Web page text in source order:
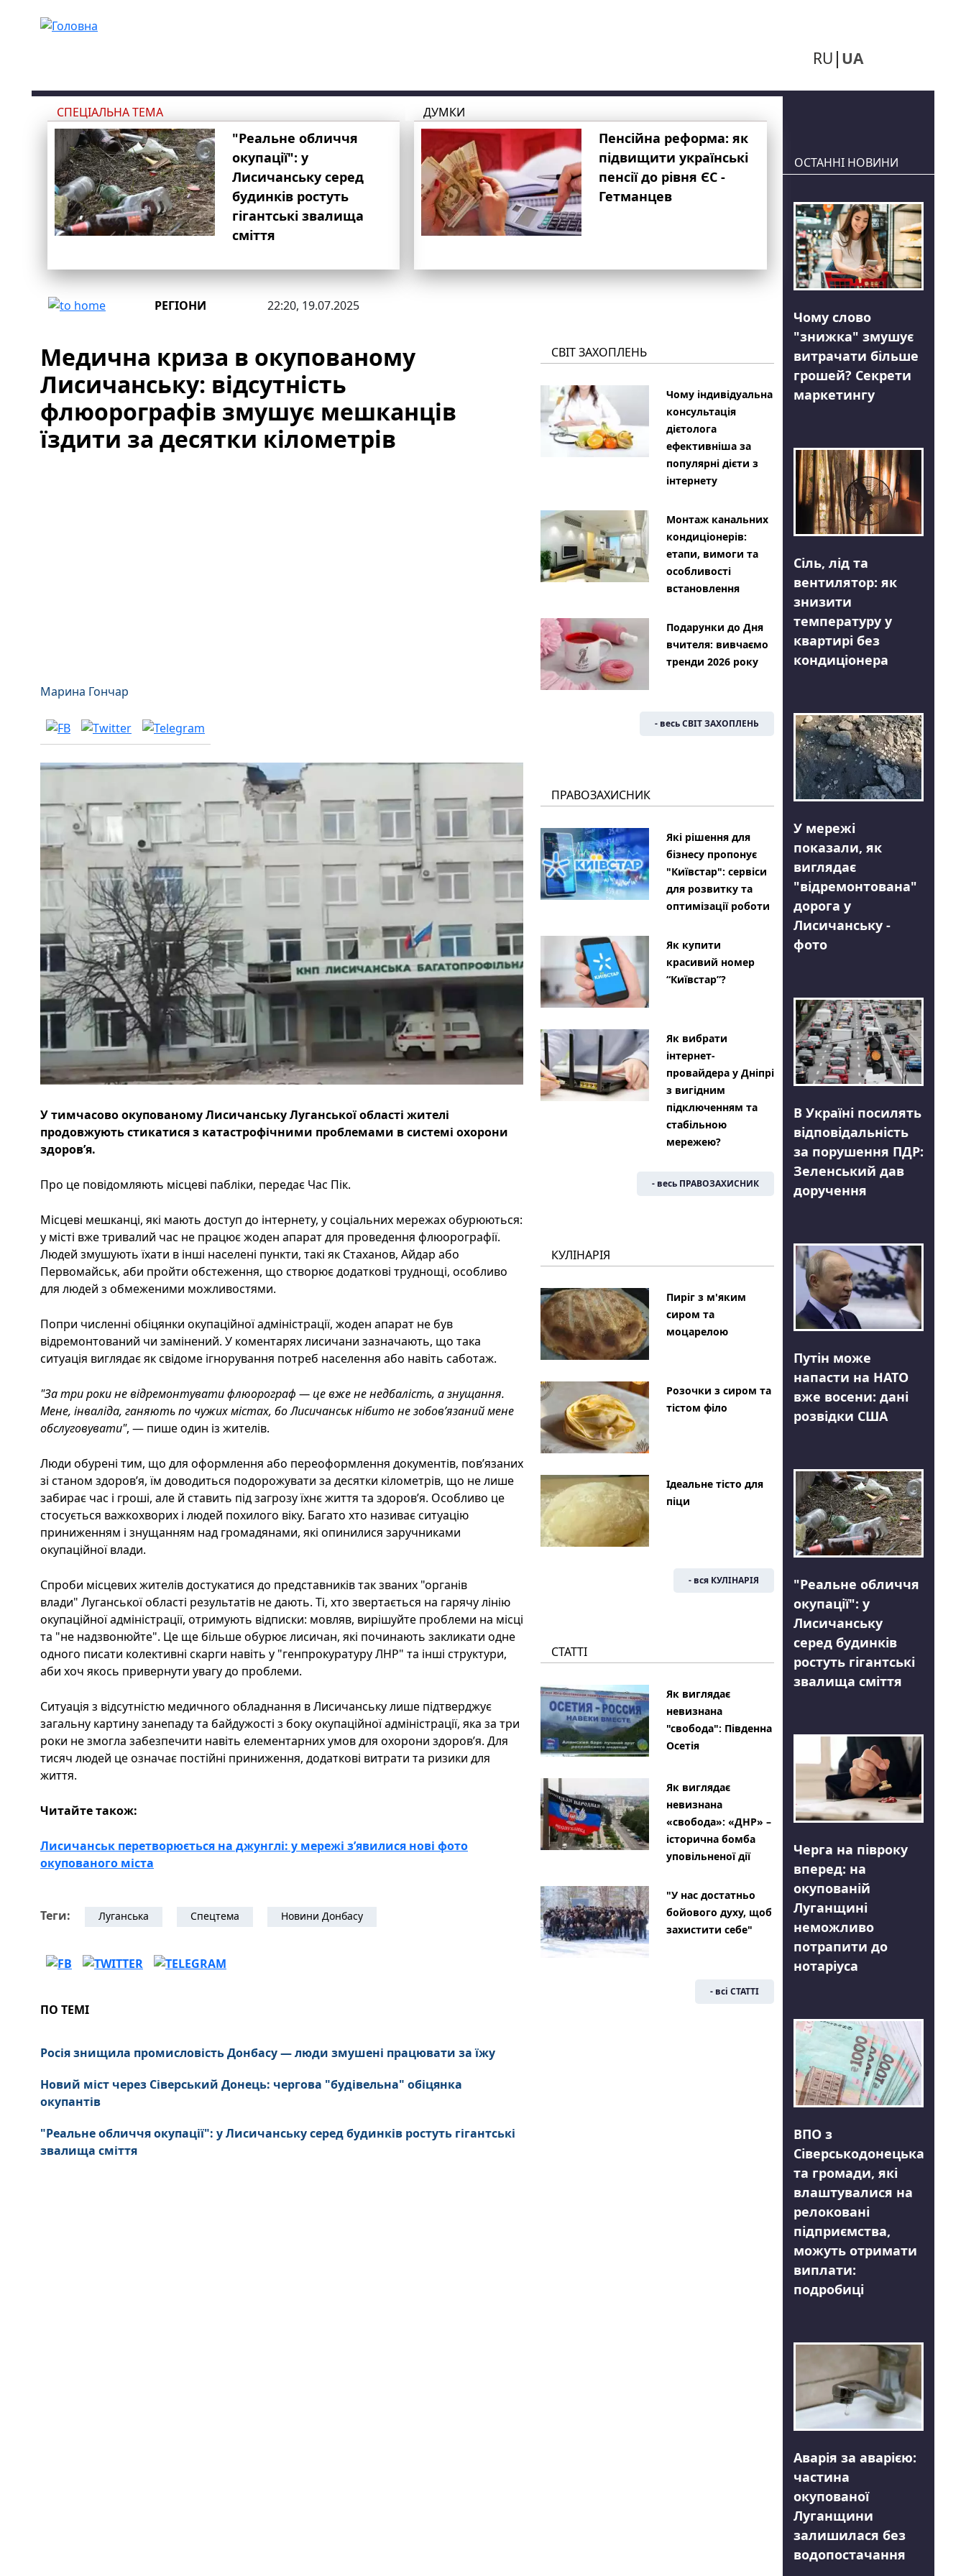
RU UA
СПЕЦІАЛЬНА ТЕМА
"Реальне обличчя
окупації": у
Лисичанську серед
будинків ростуть
гігантські звалища
сміття
ДУМКИ
Пенсійна реформа: як
підвищити українські
пенсії до рівня ЄС -
Гетманцев
РЕГІОНИ 22:20, 19.07.2025
Медична криза в окупованому
Лисичанську: відсутність
флюорографів змушує мешканців
їздити за десятки кілометрів
Марина Гончар
У тимчасово окупованому Лисичанську Луганської області жителі
продовжують стикатися з катастрофічними проблемами в системі охорони
здоров’я.
Про це повідомляють місцеві пабліки, передає Час Пік.
Місцеві мешканці, які мають доступ до інтернету, у соціальних мережах обурюються:
у місті вже тривалий час не працює жоден апарат для проведення флюорографії.
Людей змушують їхати в інші населені пункти, такі як Стаханов, Айдар або
Первомайськ, аби пройти обстеження, що створює додаткові труднощі, особливо
для людей з обмеженими можливостями.
Попри численні обіцянки окупаційної адміністрації, жоден апарат не був
відремонтований чи замінений. У коментарях лисичани зазначають, що така
ситуація виглядає як свідоме ігнорування потреб населення або навіть саботаж.
"За три роки не відремонтувати флюорограф — це вже не недбалість, а знущання.
Мене, інваліда, ганяють по чужих містах, бо Лисичанськ нібито не зобов’язаний мене
обслуговувати", — пише один із жителів.
Люди обурені тим, що для оформлення або переоформлення документів, пов’язаних
зі станом здоров’я, їм доводиться подорожувати за десятки кілометрів, що не лише
забирає час і гроші, але й ставить під загрозу їхнє життя та здоров’я. Особливо це
стосується важкохворих і людей похилого віку. Багато хто називає ситуацію
приниженням і знущанням над громадянами, які опинилися заручниками
окупаційної влади.
Спроби місцевих жителів достукатися до представників так званих "органів
влади" Луганської області результатів не дають. Ті, хто звертається на гарячу лінію
окупаційної адміністрації, отримують відписки: мовляв, вирішуйте проблеми на місці
та "не надзвонюйте". Це ще більше обурює лисичан, які починають закликати одне
одного писати колективні скарги навіть у "генпрокуратуру ЛНР" та інші структури,
аби хоч якось привернути увагу до проблеми.
Ситуація з відсутністю медичного обладнання в Лисичанську лише підтверджує
загальну картину занепаду та байдужості з боку окупаційної адміністрації, яка за три
роки не змогла забезпечити навіть елементарних умов для охорони здоров’я. Для
тисяч людей це означає постійні приниження, додаткові витрати та ризики для
життя.
Читайте також:
Лисичанськ перетворюється на джунглі: у мережі з’явилися нові фото
окупованого міста
Теги: Луганська Спецтема Новини Донбасу
ПО ТЕМІ
Росія знищила промисловість Донбасу — люди змушені працювати за їжу
Новий міст через Сіверський Донець: чергова "будівельна" обіцянка
окупантів
"Реальне обличчя окупації": у Лисичанську серед будинків ростуть гігантські
звалища сміття
СВІТ ЗАХОПЛЕНЬ
Чому індивідуальна
консультація
дієтолога
ефективніша за
популярні дієти з
інтернету
Монтаж канальних
кондиціонерів:
етапи, вимоги та
особливості
встановлення
Подарунки до Дня
вчителя: вивчаємо
тренди 2026 року
- весь СВІТ ЗАХОПЛЕНЬ
ПРАВОЗАХИСНИК
Які рішення для
бізнесу пропонує
"Київстар": сервіси
для розвитку та
оптимізації роботи
Як купити
красивий номер
“Київстар”?
Як вибрати
інтернет-
провайдера у Дніпрі
з вигідним
підключенням та
стабільною
мережею?
- весь ПРАВОЗАХИСНИК
КУЛІНАРІЯ
Пиріг з м'яким
сиром та
моцарелою
Розочки з сиром та
тістом філо
Ідеальне тісто для
піци
- вся КУЛІНАРІЯ
СТАТТІ
Як виглядає
невизнана
"свобода": Південна
Осетія
Як виглядає
невизнана
«свобода»: «ДНР» –
історична бомба
уповільненої дії
"У нас достатньо
бойового духу, щоб
захистити себе"
- всі СТАТТІ
ОСТАННІ НОВИНИ
Чому слово
"знижка" змушує
витрачати більше
грошей? Секрети
маркетингу
Сіль, лід та
вентилятор: як
знизити
температуру у
квартирі без
кондиціонера
У мережі
показали, як
виглядає
"відремонтована"
дорога у
Лисичанську -
фото
В Україні посилять
відповідальність
за порушення ПДР:
Зеленський дав
доручення
Путін може
напасти на НАТО
вже восени: дані
розвідки США
"Реальне обличчя
окупації": у
Лисичанську
серед будинків
ростуть гігантські
звалища сміття
Черга на півроку
вперед: на
окупованій
Луганщині
неможливо
потрапити до
нотаріуса
ВПО з
Сіверськодонецька
та громади, які
влаштувалися на
релоковані
підприємства,
можуть отримати
виплати:
подробиці
Аварія за аварією:
частина
окупованої
Луганщини
залишилася без
водопостачання